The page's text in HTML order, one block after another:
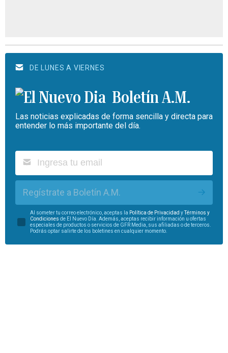
DE LUNES A VIERNES
Boletín A.M.
Las noticias explicadas de forma sencilla y directa para
entender lo más importante del día.
Regístrate a Boletín A.M.
Al someter tu correo electrónico, aceptas la Política de Privacidad yTérminos y
Condiciones de El Nuevo Día. Además, aceptas recibir información u ofertas
especiales de productos o servicios de GFR Media, sus afiliadas o de terceros.
Podrás optar salirte de los boletines en cualquier momento.